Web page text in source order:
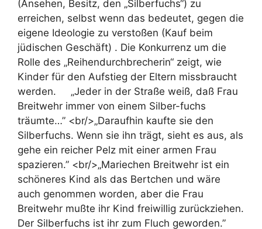
(Ansehen, Besitz, den „Silberfuchs“) zu
erreichen, selbst wenn das bedeutet, gegen die
eigene Ideologie zu verstoßen (Kauf beim
jüdischen Geschäft) . Die Konkurrenz um die
Rolle des „Reihendurchbrecherin“ zeigt, wie
Kinder für den Aufstieg der Eltern missbraucht
werden. „Jeder in der Straße weiß, daß Frau
Breitwehr immer von einem Silber-fuchs
träumte…” <br/>„Daraufhin kaufte sie den
Silberfuchs. Wenn sie ihn trägt, sieht es aus, als
gehe ein reicher Pelz mit einer armen Frau
spazieren.” <br/>„Mariechen Breitwehr ist ein
schöneres Kind als das Bertchen und wäre
auch genommen worden, aber die Frau
Breitwehr mußte ihr Kind freiwillig zurückziehen.
Der Silberfuchs ist ihr zum Fluch geworden.”